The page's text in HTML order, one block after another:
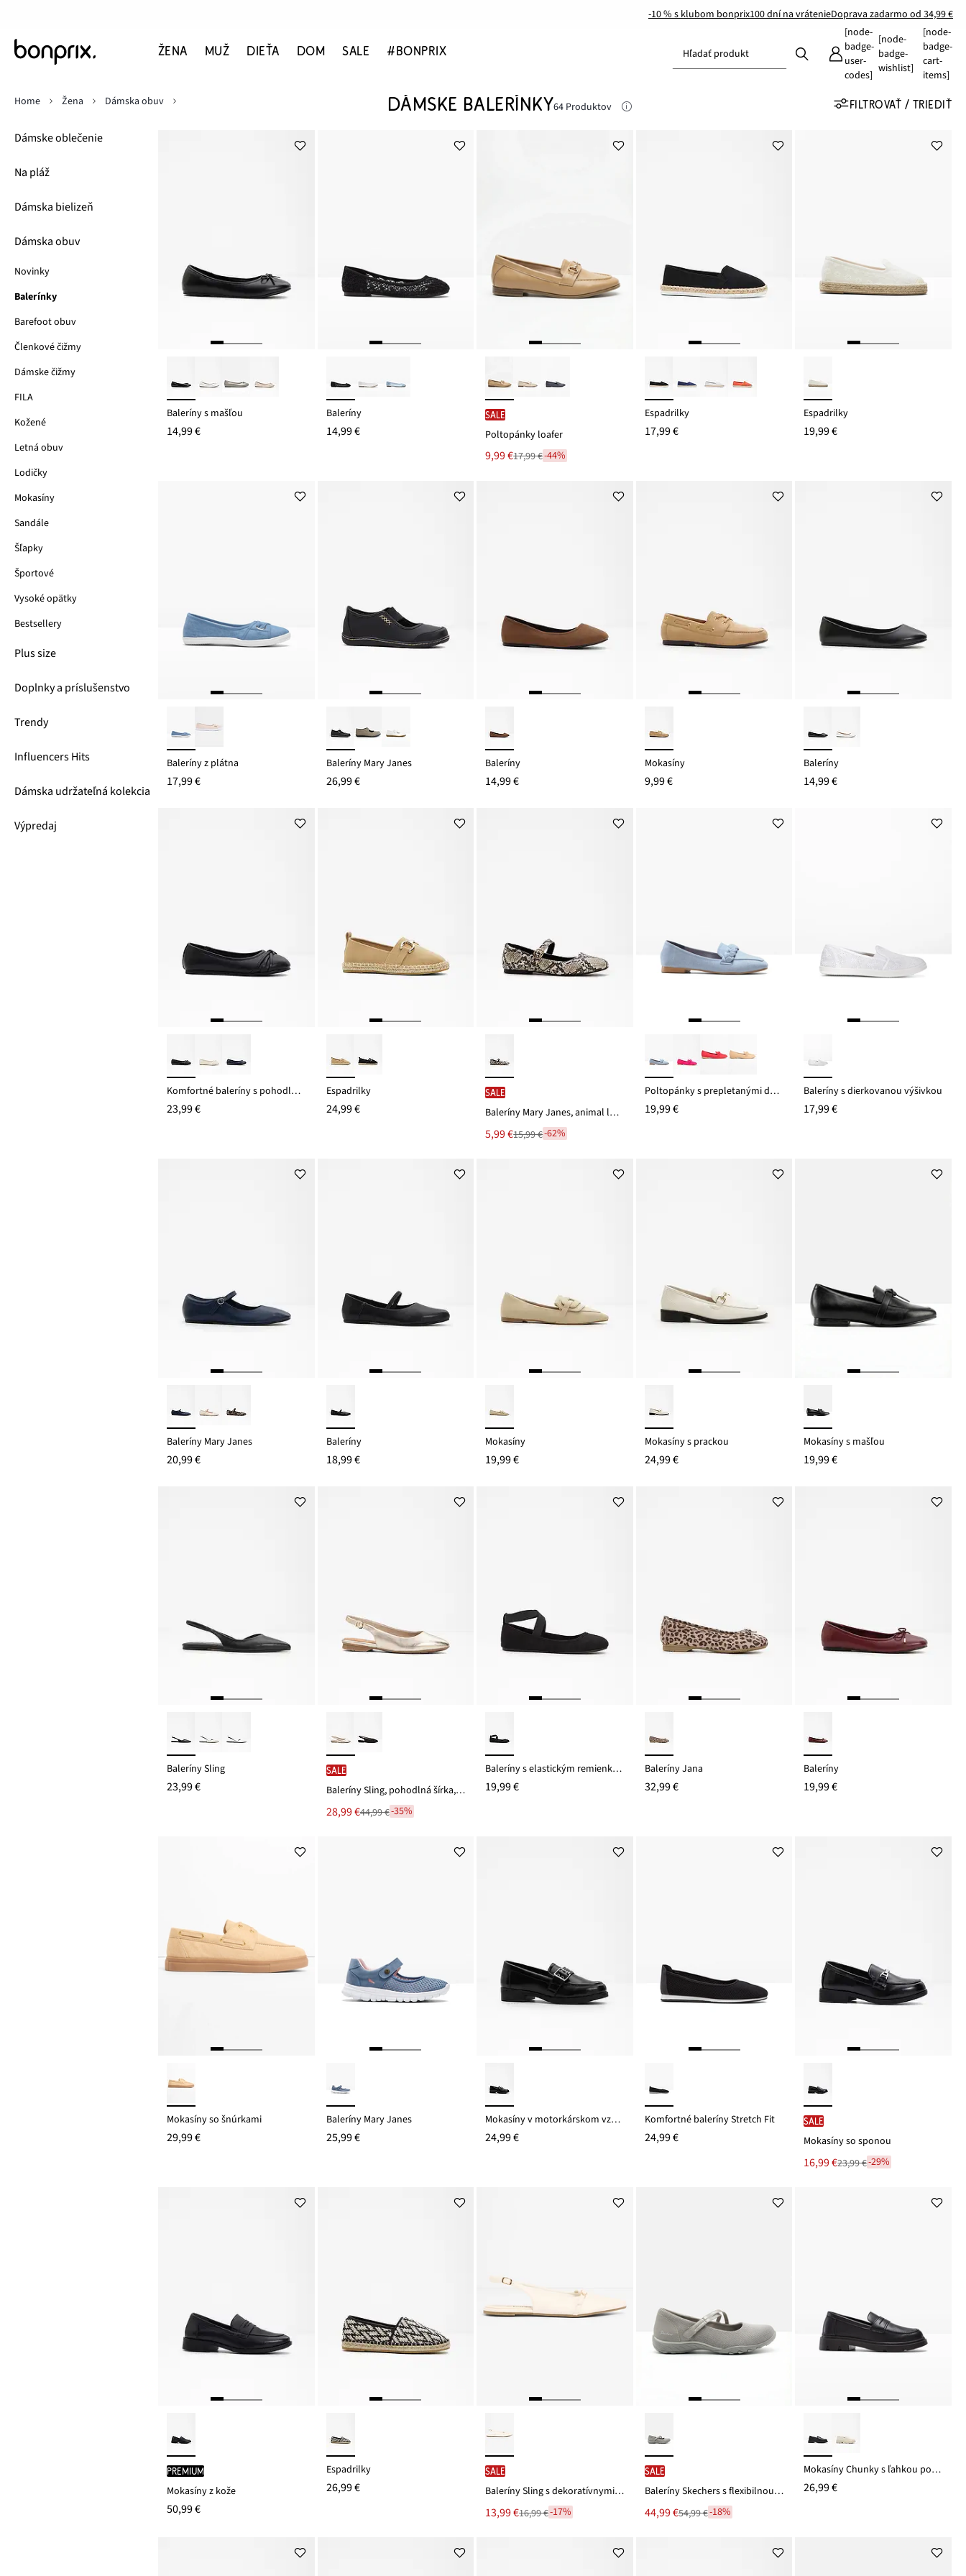
-10 % s klubom bonprix100 dní na vrátenieDoprava zadarmo od 34,99 €
ŽENA MUŽ DIEŤA DOM SALE #BONPRIX Hľadať produkt
[node-
badge-
user-
codes]
[node-
badge-
wishlist]
[node-
badge-
cart-
items]
Dámske oblečenie
Na pláž
Dámska bielizeň
Dámska obuv
Novinky
Balerínky
Barefoot obuv
Členkové čižmy
Dámske čižmy
FILA
Kožené
Letná obuv
Lodičky
Mokasíny
Sandále
Šľapky
Športové
Vysoké opätky
Bestsellery
Plus size
Doplnky a príslušenstvo
Trendy
Influencers Hits
Dámska udržateľná kolekcia
Výpredaj
Home Žena Dámska obuv DÁMSKE BALERÍNKY64 Produktov FILTROVAŤ / TRIEDIŤ
Baleríny s mašľou
14,99 €
Baleríny
14,99 €
SALE
Poltopánky loafer
Nová
cena
9,99 €
Zľava 17,99 €-44%
Espadrilky
17,99 €
Espadrilky
19,99 €
Baleríny z plátna
17,99 €
Baleríny Mary Janes
26,99 €
Baleríny
14,99 €
Mokasíny
9,99 €
Baleríny
14,99 €
Komfortné baleríny s pohodlnou šírkou
23,99 €
Espadrilky
24,99 €
SALE
Baleríny Mary Janes, animal look
Nová
cena
5,99 €
Zľava 15,99 €-62%
Poltopánky s prepletanými detailmi
19,99 €
Baleríny s dierkovanou výšivkou
17,99 €
Baleríny Mary Janes
20,99 €
Baleríny
18,99 €
Mokasíny
19,99 €
Mokasíny s prackou
24,99 €
Mokasíny s mašľou
19,99 €
Baleríny Sling
23,99 €
SALE
Baleríny Sling, pohodlná šírka, Jana
Nová
cena
28,99 €
Zľava 44,99 €-35%
Baleríny s elastickým remienkom
19,99 €
Baleríny Jana
32,99 €
Baleríny
19,99 €
Mokasíny so šnúrkami
29,99 €
Baleríny Mary Janes
25,99 €
Mokasíny v motorkárskom vzhľade
24,99 €
Komfortné baleríny Stretch Fit
24,99 €
SALE
Mokasíny so sponou
Nová
cena
16,99 €
Zľava 23,99 €-29%
PREMIUM
Mokasíny z kože
50,99 €
Espadrilky
26,99 €
SALE
Baleríny Sling s dekoratívnymi remienkami
Nová
cena
13,99 €
Zľava 16,99 €-17%
SALE
Baleríny Skechers s flexibilnou podrážkou
Nová
cena
44,99 €
Zľava 54,99 €-18%
Mokasíny Chunky s ľahkou podrážkou
26,99 €